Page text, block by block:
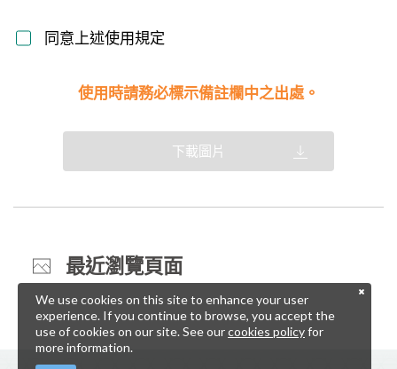
同意上述使用規定
使用時請務必標示備註欄中之出處。
下載圖片
最近瀏覽頁面
We use cookies on this site to enhance your user
experience. If you continue to browse, you accept the
use of cookies on our site. See ourcookies policyfor
more information.